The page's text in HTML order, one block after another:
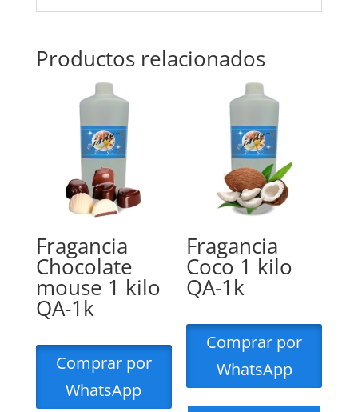
Productos relacionados
Fragancia
Chocolate
mouse 1 kilo
QA-1k
Comprar por
WhatsApp
Fragancia
Coco 1 kilo
QA-1k
Comprar por
WhatsApp